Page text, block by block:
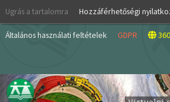
Skip
content
Ugrás a tartalomra Hozzáférhetőségi
Általános használati feltételek GDPR 360